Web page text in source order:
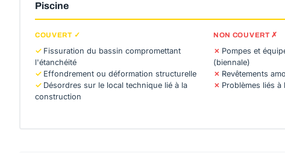
Piscine
COUVERT ✓
Fissuration du bassin compromettant
l'étanchéité
Effondrement ou déformation structurelle
Désordres sur le local technique lié à la
construction
NON COUVERT ✗
Pompes et
(biennale)
Revêtements
Problèmes liés à